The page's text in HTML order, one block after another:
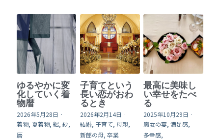
パーティ•おもてなし
私へのご褒美
迷った時のギャラリー
戦国武将家紋シリーズ
blog
ゆるやかに変
化していく着
物暦
2026年5月28日 ·
着物, 夏着物, 絽, 紗,
暦
子育てという
長い恋がおわ
るとき
2026年2月14日 ·
結婚, 子育て, 母親,
新郎の母, 卒業
最高に美味し
い幸せをたべ
る
2025年10月29日 ·
魔女の宴, 満足感,
多幸感,